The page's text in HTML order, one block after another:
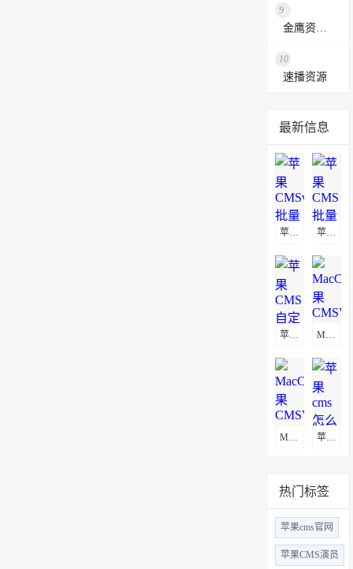
9
10
速播资源
最新信息
苹果CMS批量替换播放地址及图片地址方法
苹果cms怎么更换logo
热门标签
苹果cms官网
苹果CMS演员